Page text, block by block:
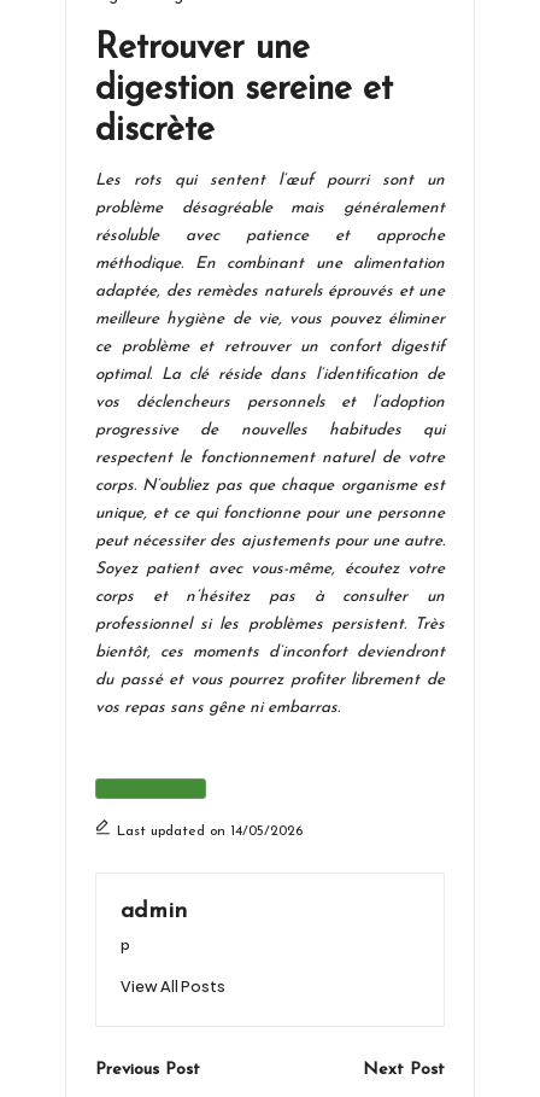
Retrouver une
digestion sereine et
discrète
Les rots qui sentent l’œuf pourri sont un
problème désagréable mais généralement
résoluble avec patience et approche
méthodique. En combinant une alimentation
adaptée, des remèdes naturels éprouvés et une
meilleure hygiène de vie, vous pouvez éliminer
ce problème et retrouver un confort digestif
optimal. La clé réside dans l’identification de
vos déclencheurs personnels et l’adoption
progressive de nouvelles habitudes qui
respectent le fonctionnement naturel de votre
corps. N’oubliez pas que chaque organisme est
unique, et ce qui fonctionne pour une personne
peut nécessiter des ajustements pour une autre.
Soyez patient avec vous-même, écoutez votre
corps et n’hésitez pas à consulter un
professionnel si les problèmes persistent. Très
bientôt, ces moments d’inconfort deviendront
du passé et vous pourrez profiter librement de
vos repas sans gêne ni embarras.
Tags:
Last updated on 14/05/2026
admin
p
View All Posts
Post
Previous Post Next Post